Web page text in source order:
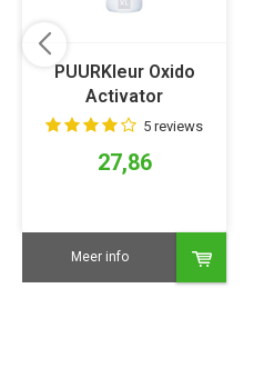
PUURKleur Oxido
Activator
5 reviews
27,86
Meer info